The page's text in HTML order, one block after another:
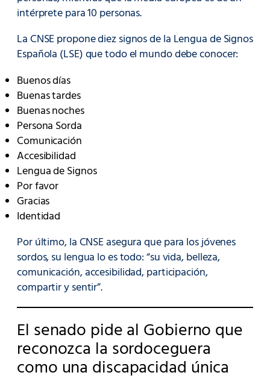
intérprete para 10 personas.
La CNSE propone diez signos de la Lengua de Signos
Española (LSE) que todo el mundo debe conocer:
Buenos días
Buenas tardes
Buenas noches
Persona Sorda
Comunicación
Accesibilidad
Lengua de Signos
Por favor
Gracias
Identidad
Por último, la CNSE asegura que para los jóvenes
sordos, su lengua lo es todo: “su vida, belleza,
comunicación, accesibilidad, participación,
compartir y sentir”.
El senado pide al Gobierno que
reconozca la sordoceguera
como una discapacidad única